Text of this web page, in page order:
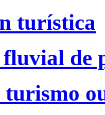
turística
de
turismo